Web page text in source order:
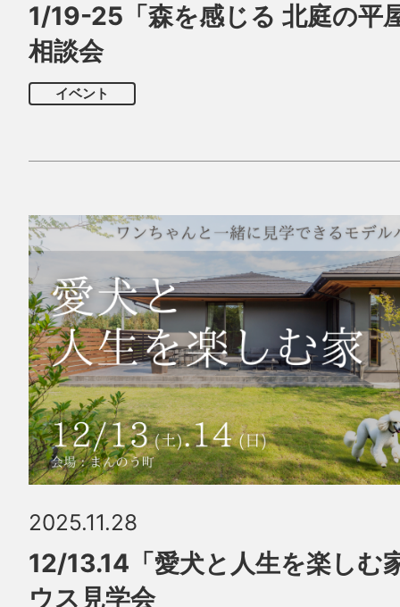
1/19-25「森を感じる 北庭の平
相談会
イベント
2025.11.28
12/13.14「愛犬と人生を楽しむ
ウス見学会